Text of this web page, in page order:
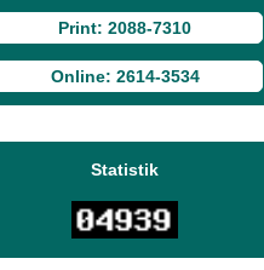
Print: 2088-7310
Online: 2614-3534
Statistik